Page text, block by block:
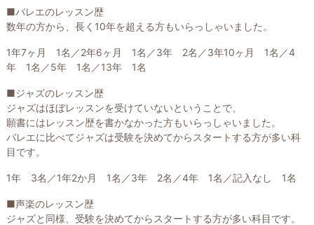
■バレエのレッスン歴
数年の方から、長く10年を超える方もいらっしゃいました。
1年7ヶ月 1名／2年6ヶ月 1名／3年 2名／3年10ヶ月 1名／4
年 1名／5年 1名／13年 1名
■ジャズのレッスン歴
ジャズはほぼレッスンを受けていないということで、
願書にはレッスン歴を書かなかった方もいらっしゃいました。
バレエに比べてジャズは受験を決めてからスタートする方が多い科
目です。
1年 3名／1年2か月 1名／3年 2名／4年 1名／記入なし 1名
■声楽のレッスン歴
ジャズと同様、受験を決めてからスタートする方が多い科目です。